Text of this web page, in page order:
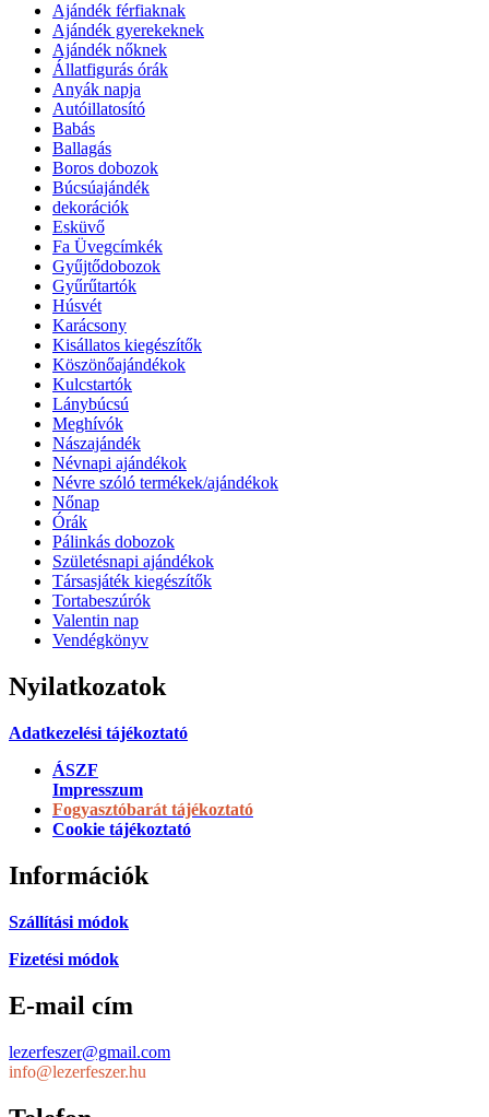
Ajándék férfiaknak
Ajándék gyerekeknek
Ajándék nőknek
Állatfigurás órák
Anyák napja
Autóillatosító
Babás
Ballagás
Boros dobozok
Búcsúajándék
dekorációk
Esküvő
Fa Üvegcímkék
Gyűjtődobozok
Gyűrűtartók
Húsvét
Karácsony
Kisállatos kiegészítők
Köszönőajándékok
Kulcstartók
Lánybúcsú
Meghívók
Nászajándék
Névnapi ajándékok
Névre szóló termékek/ajándékok
Nőnap
Órák
Pálinkás dobozok
Születésnapi ajándékok
Társasjáték kiegészítők
Tortabeszúrók
Valentin nap
Vendégkönyv
Nyilatkozatok
Adatkezelési tájékoztató
ÁSZF
Impresszum
Fogyasztóbarát tájékoztató
Cookie tájékoztató
Információk
Szállítási módok
Fizetési módok
E-mail cím
lezerfeszer@gmail.com
info@lezerfeszer.hu